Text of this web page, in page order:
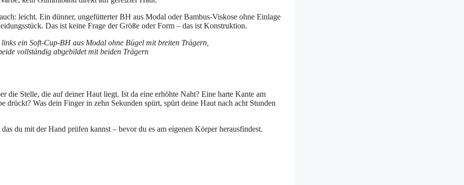
leicht. Ein dünner, ungefütterter BH aus Modal oder Bambus-Viskose ohne Einlage
Das ist keine Frage der Größe oder Form – das ist Konstruktion.
die Stelle, die auf deiner Haut liegt. Ist da eine erhöhte Naht? Eine harte Kante am
Was dein Finger in zehn Sekunden spürt, spürt deine Haut nach acht Stunden
du mit der Hand prüfen kannst – bevor du es am eigenen Körper herausfindest.